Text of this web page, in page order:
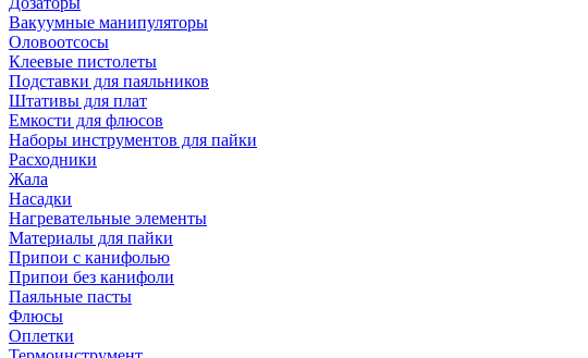
Вакуумные манипуляторы
Оловоотсосы
Клеевые пистолеты
Подставки для паяльников
Штативы для плат
Емкости для флюсов
Наборы инструментов для пайки
Расходники
Жала
Насадки
Нагревательные элементы
Материалы для пайки
Припои с канифолью
Припои без канифоли
Паяльные пасты
Флюсы
Оплетки